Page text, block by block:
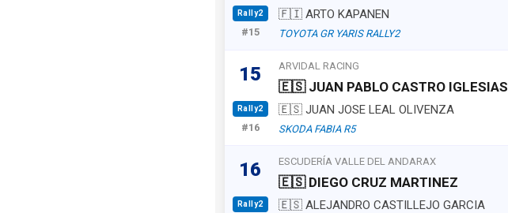
Rally2
#15
🇫🇮 ARTO KAPANEN
TOYOTA GR YARIS RALLY2
15
Rally2
#16
ARVIDAL RACING
🇪🇸 JUAN PABLO CASTRO IGLESIAS
🇪🇸 JUAN JOSE LEAL OLIVENZA
SKODA FABIA R5
16
Rally2
ESCUDERÍA VALLE DEL ANDARAX
🇪🇸 DIEGO CRUZ MARTINEZ
🇪🇸 ALEJANDRO CASTILLEJO GARCIA